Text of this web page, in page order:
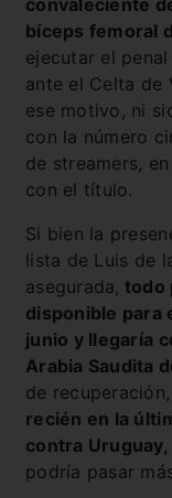
convaleciente
bíceps femoral
ejecutar el
ante el Celta de
ese motivo, ni
con la número
de streamers,
con el título.
Si bien la
lista de Luis de
asegurada, todo
disponible para
junio y llegaría
Arabia Saudita
de
recién en la
contra Uruguay,
podría pasar